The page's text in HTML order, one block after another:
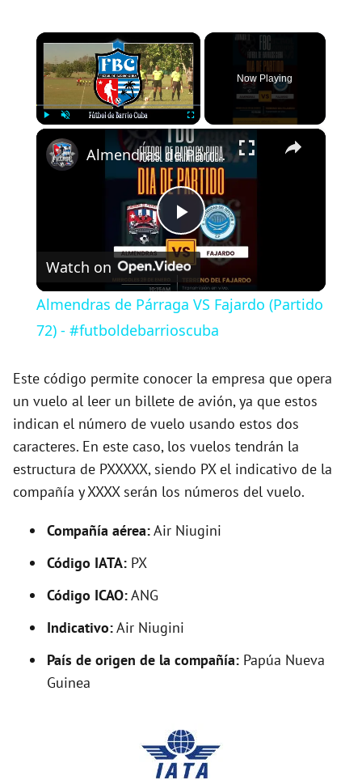
×
Fullscreen
Now Playing
×
P
l
a
y
V
i
d
o
Almendras de Párraga VS Fajardo (Partido 72) - #futboldebarrioscuba
Watch on
Almendras de Párraga VS Fajardo (Partido
72) - #futboldebarrioscuba
Este código permite conocer la empresa que opera
un vuelo al leer un billete de avión, ya que estos
indican el número de vuelo usando estos dos
caracteres. En este caso, los vuelos tendrán la
estructura de PXXXXX, siendo PX el indicativo de la
compañía y XXXX serán los números del vuelo.
Compañía aérea:Air Niugini
Código IATA: PX
Código ICAO:ANG
Indicativo:Air Niugini
País de origen de la compañía: Papúa Nueva
Guinea